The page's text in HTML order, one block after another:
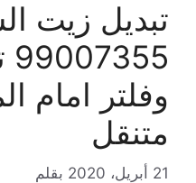
تبديل زيت
وفلتر امام
متنقل
21 أبريل، 2020 بقلم